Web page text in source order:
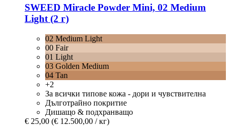
SWEED Miracle Powder Mini, 02 Medium
Light (2 г)
02 Medium Light
00 Fair
01 Light
03 Golden Medium
04 Tan
+2
За всички типове кожа - дори и чувствителна
Дълготрайно покритие
Дишащо & подхранващо
€ 25,00 (€ 12.500,00 / кг)